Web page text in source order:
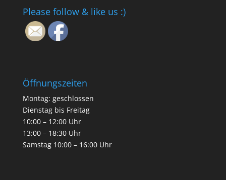
Please follow & like us :)
Öffnungszeiten
Montag: geschlossen
Dienstag bis Freitag
10:00 – 12:00 Uhr
13:00 – 18:30 Uhr
Samstag 10:00 – 16:00 Uhr